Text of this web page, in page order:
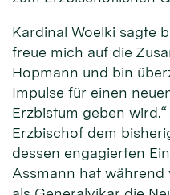
Kardinal Woelki sagte
freue mich auf die
Hopmann und bin
Impulse für einen
Erzbistum geben
Erzbischof dem
dessen engagierten
Assmann hat